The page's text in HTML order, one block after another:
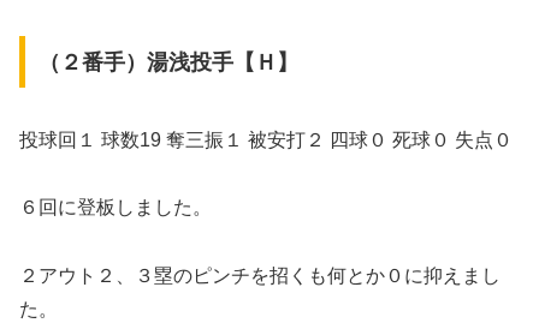
（２番手）湯浅投手【Ｈ】
投球回１ 球数19 奪三振１ 被安打２ 四球０ 死球０ 失点０
６回に登板しました。
２アウト２、３塁のピンチを招くも何とか０に抑えまし
た。